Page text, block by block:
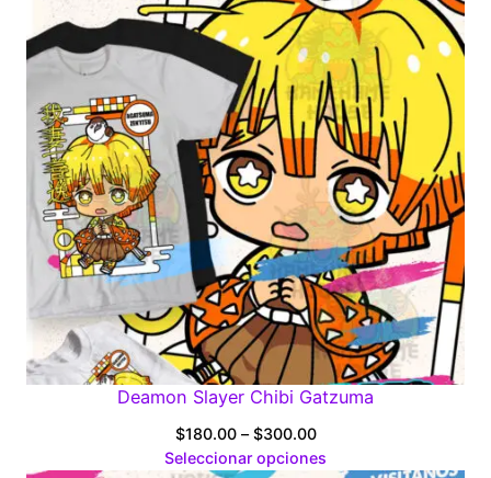
$300.00
Deamon Slayer Chibi Gatzuma
$180.00 – $300.00Price
range:
Seleccionar opciones